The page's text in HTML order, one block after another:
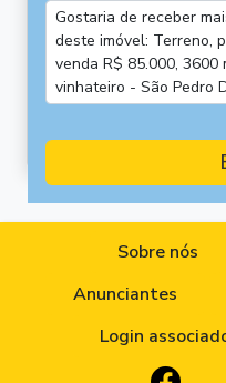
Sobre nós
Anunciantes
Login